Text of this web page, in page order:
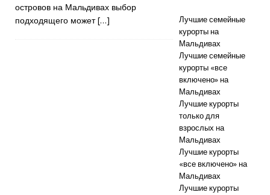
островов на Мальдивах выбор
подходящего может[…]
Лучшие семейные
курорты на
Мальдивах
Лучшие семейные
курорты «все
включено» на
Мальдивах
Лучшие курорты
только для
взрослых на
Мальдивах
Лучшие курорты
«все включено» на
Мальдивах
Лучшие курорты